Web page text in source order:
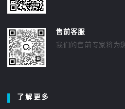
售前客服
我们的售前专家将为
了解更多